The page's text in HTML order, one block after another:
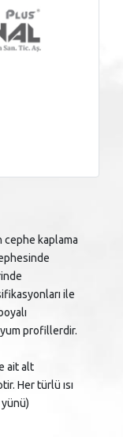
kaplama
ile
profillerdir.
ait alt
Her türlü ısı
yünü)